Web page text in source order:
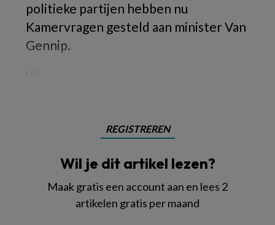
politieke partijen hebben nu
Kamervragen gesteld aan minister Van
Gennip.
REGISTREREN
Wil je dit artikel lezen?
Maak gratis een account aan en lees 2
artikelen gratis per maand